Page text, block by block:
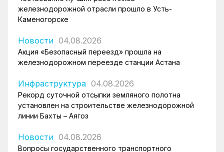
железнодорожной отрасли прошло в Усть-
Каменогорске
Новости 04.08.2026
Акция «Безопасный переезд» прошла на
железнодорожном переезде станции Астана
Инфраструктура 04.08.2026
Рекорд суточной отсыпки земляного полотна
установлен на строительстве железнодорожной
линии Бахты – Аягоз
Новости 04.08.2026
Вопросы государственного транспортного